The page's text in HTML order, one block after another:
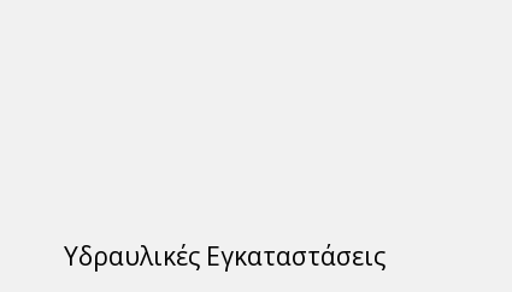
Υδραυλικές Εγκαταστάσεις